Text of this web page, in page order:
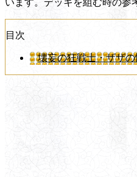
目次
壊妄の狂戦士・ザザ